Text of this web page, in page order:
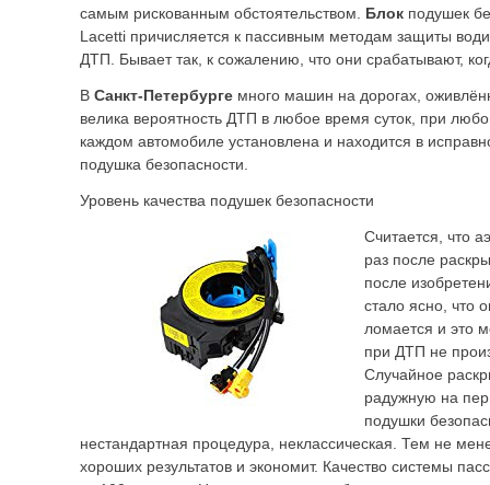
самым рискованным обстоятельством. Блок подушек
Lacetti причисляется к пассивным методам защиты
ДТП. Бывает так, к сожалению, что они срабатывают,
В Санкт-Петербурге много машин на дорогах,
велика вероятность ДТП в любое время суток, при
каждом автомобиле установлена и находится в
подушка безопасности.
Уровень качества подушек безопасности
Считается, что
раз после
после
стало ясно, что
ломается и это
при ДТП не
Случайное
радужную на
подушки
нестандартная процедура, неклассическая. Тем не
хороших результатов и экономит. Качество системы